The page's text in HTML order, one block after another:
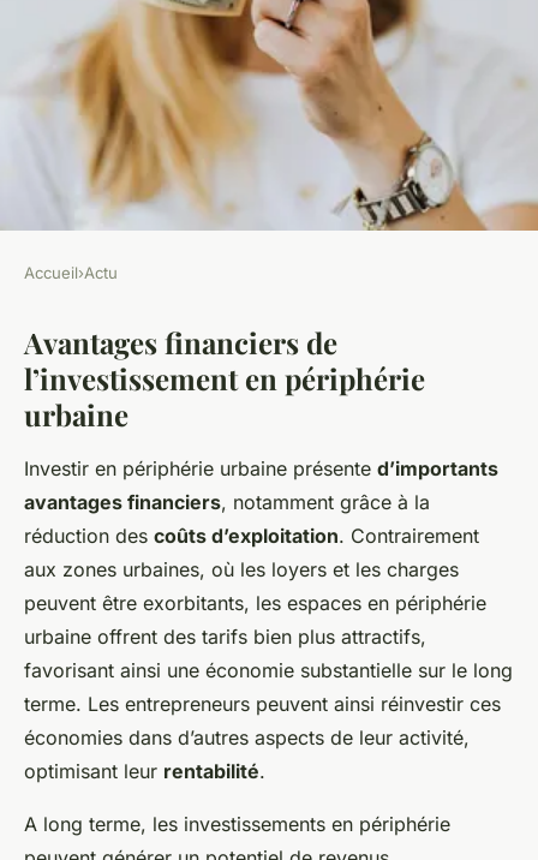
Explorez les atouts inattendus
de l'investissement dans un
commerce en périphérie
urbaine.
Accueil›Actu
Avantages financiers de
l’investissement en périphérie
urbaine
Investir en périphérie urbaine présente d’importants
avantages financiers, notamment grâce à la
réduction des coûts d’exploitation. Contrairement
aux zones urbaines, où les loyers et les charges
peuvent être exorbitants, les espaces en périphérie
urbaine offrent des tarifs bien plus attractifs,
favorisant ainsi une économie substantielle sur le long
terme. Les entrepreneurs peuvent ainsi réinvestir ces
économies dans d’autres aspects de leur activité,
optimisant leur rentabilité.
A long terme, les investissements en périphérie